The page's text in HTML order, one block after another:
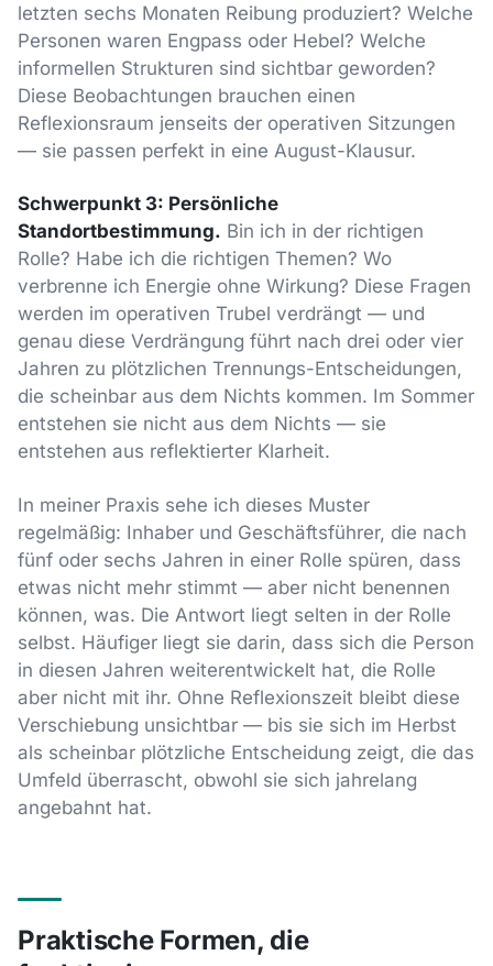
letzten sechs Monaten Reibung produziert? Welche
Personen waren Engpass oder Hebel? Welche
informellen Strukturen sind sichtbar geworden?
Diese Beobachtungen brauchen einen
Reflexionsraum jenseits der operativen Sitzungen
— sie passen perfekt in eine August-Klausur.
Schwerpunkt 3: Persönliche
Standortbestimmung. Bin ich in der richtigen
Rolle? Habe ich die richtigen Themen? Wo
verbrenne ich Energie ohne Wirkung? Diese Fragen
werden im operativen Trubel verdrängt — und
genau diese Verdrängung führt nach drei oder vier
Jahren zu plötzlichen Trennungs-Entscheidungen,
die scheinbar aus dem Nichts kommen. Im Sommer
entstehen sie nicht aus dem Nichts — sie
entstehen aus reflektierter Klarheit.
In meiner Praxis sehe ich dieses Muster
regelmäßig: Inhaber und Geschäftsführer, die nach
fünf oder sechs Jahren in einer Rolle spüren, dass
etwas nicht mehr stimmt — aber nicht benennen
können, was. Die Antwort liegt selten in der Rolle
selbst. Häufiger liegt sie darin, dass sich die Person
in diesen Jahren weiterentwickelt hat, die Rolle
aber nicht mit ihr. Ohne Reflexionszeit bleibt diese
Verschiebung unsichtbar — bis sie sich im Herbst
als scheinbar plötzliche Entscheidung zeigt, die das
Umfeld überrascht, obwohl sie sich jahrelang
angebahnt hat.
Praktische Formen, die